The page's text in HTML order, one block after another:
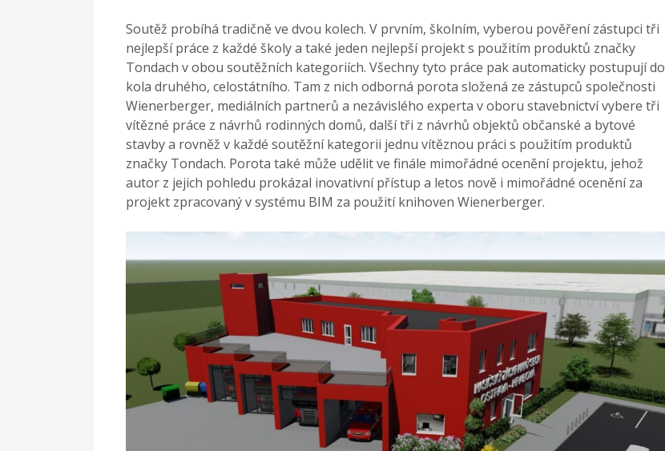
Soutěž probíhá tradičně ve dvou kolech. V prvním, školním, vyberou pověření zástupci tři
nejlepší práce z každé školy a také jeden nejlepší projekt s použitím produktů značky
Tondach v obou soutěžních kategoriích. Všechny tyto práce pak automaticky postupují do
kola druhého, celostátního. Tam z nich odborná porota složená ze zástupců společnosti
Wienerberger, mediálních partnerů a nezávislého experta v oboru stavebnictví vybere tři
vítězné práce z návrhů rodinných domů, další tři z návrhů objektů občanské a bytové
stavby a rovněž v každé soutěžní kategorii jednu vítěznou práci s použitím produktů
značky Tondach. Porota také může udělit ve finále mimořádné ocenění projektu, jehož
autor z jejich pohledu prokázal inovativní přístup a letos nově i mimořádné ocenění za
projekt zpracovaný v systému BIM za použití knihoven Wienerberger.